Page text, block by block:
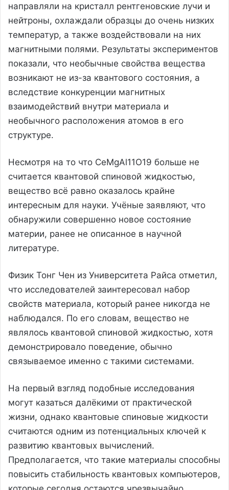
направляли на кристалл рентгеновские лучи и
нейтроны, охлаждали образцы до очень низких
температур, а также воздействовали на них
магнитными полями. Результаты экспериментов
показали, что необычные свойства вещества
возникают не из-за квантового состояния, а
вследствие конкуренции магнитных
взаимодействий внутри материала и
необычного расположения атомов в его
структуре.
Несмотря на то что CeMgAl11O19 больше не
считается квантовой спиновой жидкостью,
вещество всё равно оказалось крайне
интересным для науки. Учёные заявляют, что
обнаружили совершенно новое состояние
материи, ранее не описанное в научной
литературе.
Физик Тонг Чен из Университета Райса отметил,
что исследователей заинтересовал набор
свойств материала, который ранее никогда не
наблюдался. По его словам, вещество не
являлось квантовой спиновой жидкостью, хотя
демонстрировало поведение, обычно
связываемое именно с такими системами.
На первый взгляд подобные исследования
могут казаться далёкими от практической
жизни, однако квантовые спиновые жидкости
считаются одним из потенциальных ключей к
развитию квантовых вычислений.
Предполагается, что такие материалы способны
повысить стабильность квантовых компьютеров,